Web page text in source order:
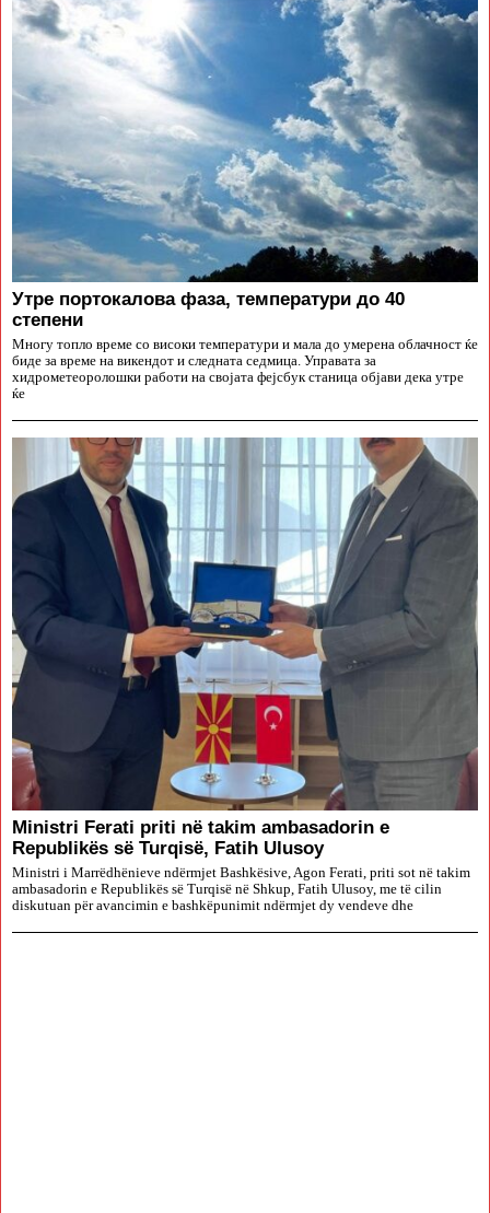
Утре портокалова фаза, температури до 40
степени
Многу топло време со високи температури и мала до умерена облачност ќе
биде за време на викендот и следната седмица. Управата за
хидрометеоролошки работи на својата фејсбук станица објави дека утре
ќе
Ministri Ferati priti në takim ambasadorin e
Republikës së Turqisë, Fatih Ulusoy
Ministri i Marrëdhënieve ndërmjet Bashkësive, Agon Ferati, priti sot në takim
ambasadorin e Republikës së Turqisë në Shkup, Fatih Ulusoy, me të cilin
diskutuan për avancimin e bashkëpunimit ndërmjet dy vendeve dhe